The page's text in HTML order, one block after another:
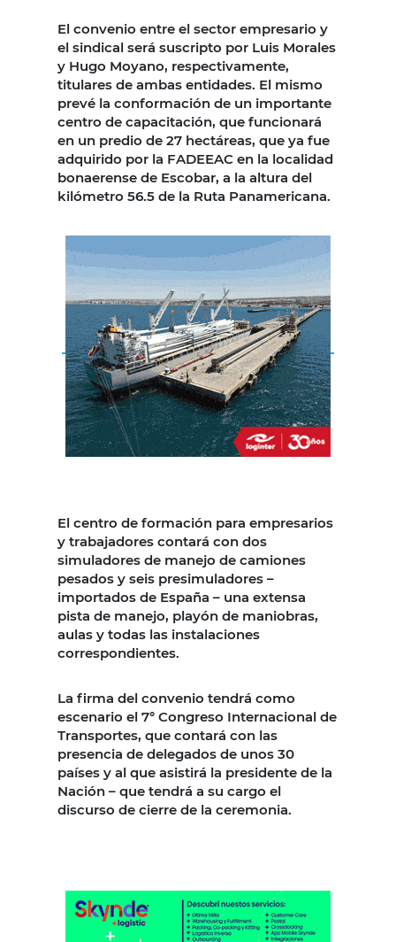
El convenio entre el sector empresario y
el sindical será suscripto por Luis Morales
y Hugo Moyano, respectivamente,
titulares de ambas entidades. El mismo
prevé la conformación de un importante
centro de capacitación, que funcionará
en un predio de 27 hectáreas, que ya fue
adquirido por la FADEEAC en la localidad
bonaerense de Escobar, a la altura del
kilómetro 56.5 de la Ruta Panamericana.
El centro de formación para empresarios
y trabajadores contará con dos
simuladores de manejo de camiones
pesados y seis presimuladores –
importados de España – una extensa
pista de manejo, playón de maniobras,
aulas y todas las instalaciones
correspondientes.
La firma del convenio tendrá como
escenario el 7° Congreso Internacional de
Transportes, que contará con las
presencia de delegados de unos 30
países y al que asistirá la presidente de la
Nación – que tendrá a su cargo el
discurso de cierre de la ceremonia.